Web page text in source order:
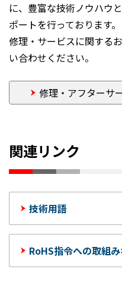
に、豊富な技術ノウハウ
ポートを行っております。
修理・サービスに関する
い合わせください。
修理・アフターサ
関連リンク
技術用語
RoHS指令への取組